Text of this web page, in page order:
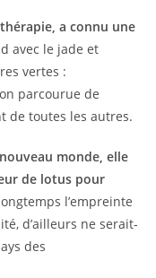
a connu une
avec le jade et
vertes :
parcourue de
de toutes les autres.
monde, elle
de lotus pour
l’empreinte
d’ailleurs ne serait-
des